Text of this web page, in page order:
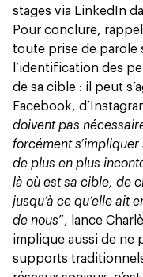
stages via LinkedIn
Pour conclure,
toute prise de parole
l’identification des
de sa cible : il peut
Facebook,
doivent pas
forcément
de plus en plus
là où est sa cible, de
jusqu’à ce qu’elle ait
de nous”, lance
implique aussi de ne
supports